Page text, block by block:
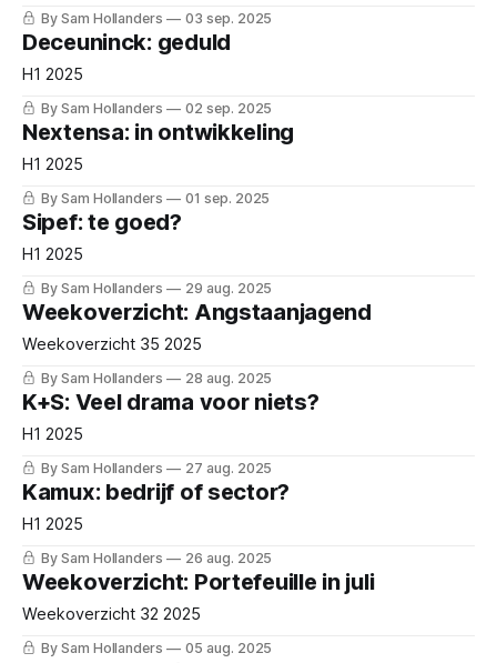
By Sam Hollanders 03 sep. 2025
Deceuninck: geduld
H1 2025
By Sam Hollanders 02 sep. 2025
Nextensa: in ontwikkeling
H1 2025
By Sam Hollanders 01 sep. 2025
Sipef: te goed?
H1 2025
By Sam Hollanders 29 aug. 2025
Weekoverzicht: Angstaanjagend
Weekoverzicht 35 2025
By Sam Hollanders 28 aug. 2025
K+S: Veel drama voor niets?
H1 2025
By Sam Hollanders 27 aug. 2025
Kamux: bedrijf of sector?
H1 2025
By Sam Hollanders 26 aug. 2025
Weekoverzicht: Portefeuille in juli
Weekoverzicht 32 2025
By Sam Hollanders 05 aug. 2025